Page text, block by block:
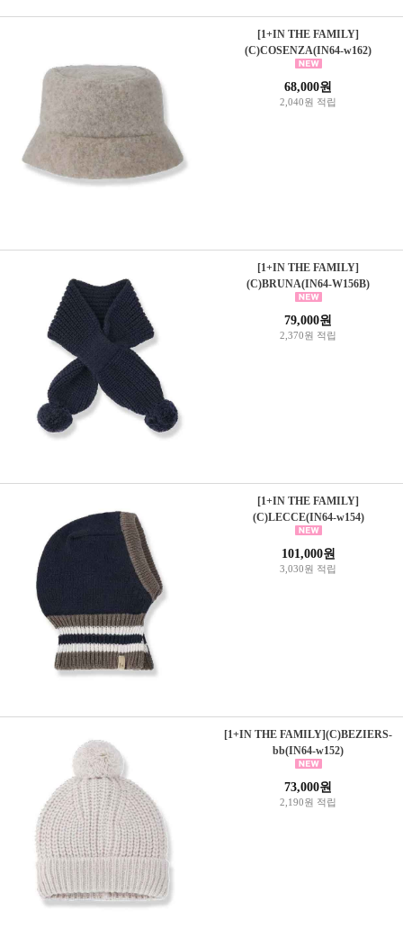
[1+IN THE FAMILY]
(C)COSENZA(IN64-w162)
68,000원
2,040원 적립
[1+IN THE FAMILY]
(C)BRUNA(IN64-W156B)
79,000원
2,370원 적립
[1+IN THE FAMILY]
(C)LECCE(IN64-w154)
101,000원
3,030원 적립
[1+IN THE FAMILY](C)BEZIERS-
bb(IN64-w152)
73,000원
2,190원 적립